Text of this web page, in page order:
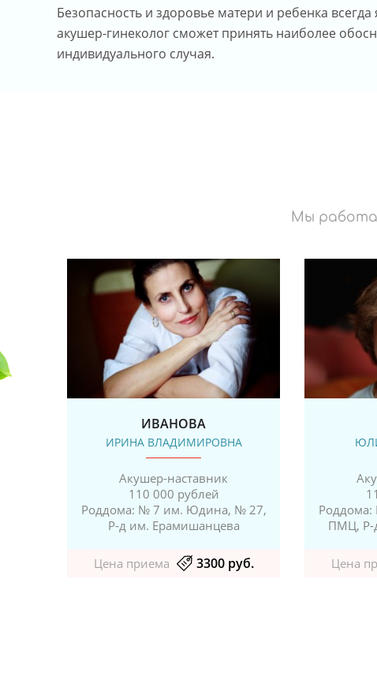
Безопасность и здоровье матери и ребенка
акушер-гинеколог сможет принять наиболее
индивидуального случая.
Мы
ИВАНОВА
ИРИНА ВЛАДИМИРОВНА
Акушер-наставник
110 000 рублей
Роддома: № 7 им. Юдина, № 27,
Р-д им. Ерамишанцева
Цена приема 3300 руб.
ПМЦ, Р-
Цена